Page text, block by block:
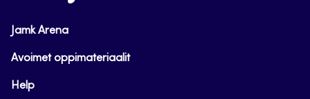
Jamk Arena
Avoimet oppimateriaalit
Help